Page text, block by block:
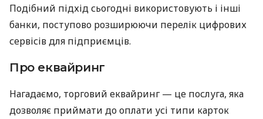
Подібний підхід сьогодні використовують і інші
банки, поступово розширюючи перелік цифрових
сервісів для підприємців.
Про еквайринг
Нагадаємо, торговий еквайринг — це послуга, яка
дозволяє приймати до оплати усі типи карток